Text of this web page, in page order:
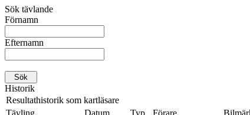
Sök tävlande
Förnamn
Efternamn
Historik
Resultathistorik som kartläsare
Tävling
Datum Typ Förare